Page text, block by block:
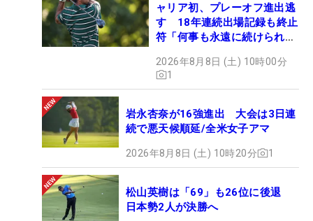
ャリア初、プレーオフ進出逃
す 18年連続出場記録も終止
符「何事も永遠に続けられな
2026年8月8日 (土) 10時00分
1
岩永杏奈が16強進出 大会は3日連
続で悪天候順延/全米女子アマ
2026年8月8日 (土) 10時20分 1
松山英樹は「69」も26位に後退
日本勢2人が決勝へ